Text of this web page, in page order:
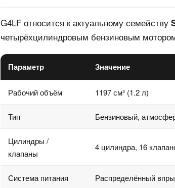
G4LF относится к актуальному семейству
четырёхцилиндровым бензиновым
Параметр Значение
Рабочий объём 1197 см³ (1.2 л)
Тип Бензиновый,
Цилиндры /
клапаны
4 цилиндра, 16
Система питания Распределённый